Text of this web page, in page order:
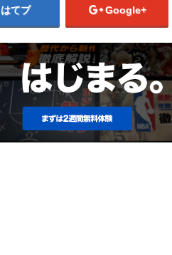
はてブ Google+